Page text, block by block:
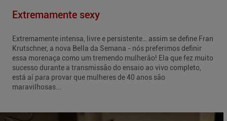
Extremamente sexy
Extremamente intensa, livre e persistente… assim se define Fran
Krutschner, a nova Bella da Semana - nós preferimos definir
essa morenaça como um tremendo mulherão! Ela que fez muito
sucesso durante a transmissão do ensaio ao vivo completo,
está aí para provar que mulheres de 40 anos são
maravilhosas...